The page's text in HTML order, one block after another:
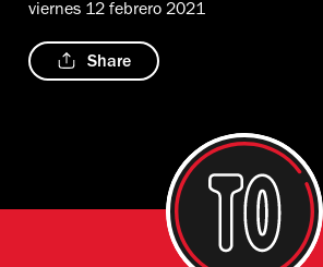
viernes 12 febrero 2021
Share